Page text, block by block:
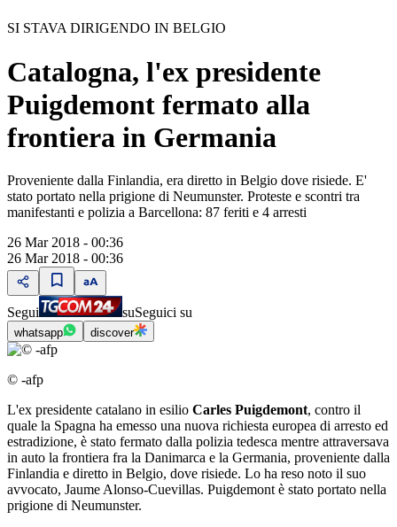
SI STAVA DIRIGENDO IN BELGIO
Catalogna, l'ex presidente
Puigdemont fermato alla
frontiera in Germania
Proveniente dalla Finlandia, era diretto in Belgio dove risiede. E'
stato portato nella prigione di Neumunster. Proteste e scontri tra
manifestanti e polizia a Barcellona: 87 feriti e 4 arresti
26 Mar 2018 - 00:36
26 Mar 2018 - 00:36
Segui suSeguici su
whatsapp discover
© -afp
L'ex presidente catalano in esilio Carles Puigdemont, contro il
quale la Spagna ha emesso una nuova richiesta europea di arresto ed
estradizione, è stato fermato dalla polizia tedesca mentre attraversava
in auto la frontiera fra la Danimarca e la Germania, proveniente dalla
Finlandia e diretto in Belgio, dove risiede. Lo ha reso noto il suo
avvocato, Jaume Alonso-Cuevillas. Puigdemont è stato portato nella
prigione di Neumunster.